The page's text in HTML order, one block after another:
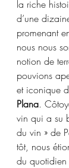
la riche
d’une
promenant
nous nous
notion de
pouvions
et iconique
Plana.
vin qui a su
du vin » de
tôt, nous
du